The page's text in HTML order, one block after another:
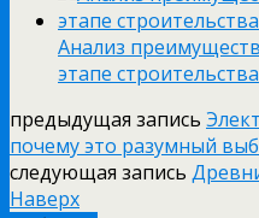
Анализ
этапе строительства
предыдущая запись
почему это разумный
следующая запись
Наверх